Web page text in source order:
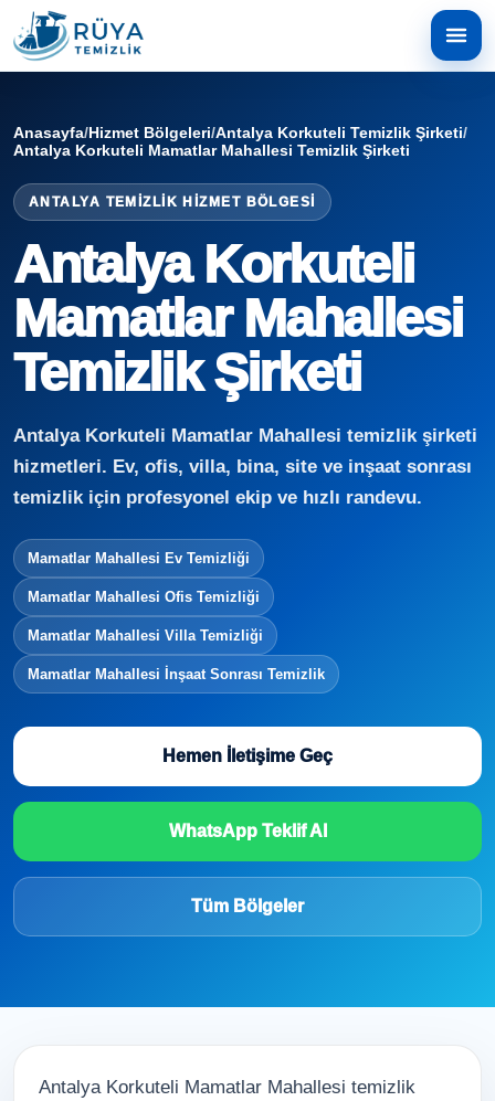
Anasayfa/Hizmet Bölgeleri/Antalya Korkuteli Temizlik Şirketi/
Antalya Korkuteli Mamatlar Mahallesi Temizlik Şirketi
ANTALYA TEMIZLIK HIZMET BÖLGESI
Antalya Korkuteli
Mamatlar Mahallesi
Temizlik Şirketi
Antalya Korkuteli Mamatlar Mahallesi temizlik şirketi
hizmetleri. Ev, ofis, villa, bina, site ve inşaat sonrası
temizlik için profesyonel ekip ve hızlı randevu.
Mamatlar Mahallesi Ev Temizliği
Mamatlar Mahallesi Ofis Temizliği
Mamatlar Mahallesi Villa Temizliği
Mamatlar Mahallesi İnşaat Sonrası Temizlik
Hemen İletişime Geç
WhatsApp Teklif Al
Tüm Bölgeler
Antalya Korkuteli Mamatlar Mahallesi temizlik